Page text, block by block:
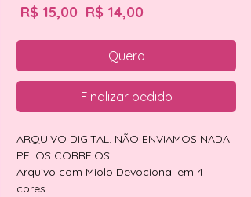
R$ 15,00 Preço
R$ 14,00
Quero
Finalizar pedido
ARQUIVO DIGITAL. NÃO ENVIAMOS NADA
PELOS CORREIOS.
Arquivo com Miolo Devocional em 4
cores.